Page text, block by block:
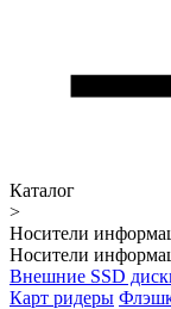
Каталог
>
Носители
Носители
Внешние SSD
Карт ридеры